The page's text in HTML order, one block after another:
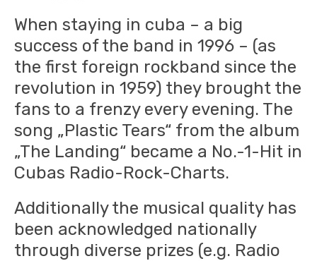
When staying in cuba – a big
success of the band in 1996 – (as
the first foreign rockband since the
revolution in 1959) they brought the
fans to a frenzy every evening. The
song „Plastic Tears“ from the album
„The Landing“ became a No.-1-Hit in
Cubas Radio-Rock-Charts.
Additionally the musical quality has
been acknowledged nationally
through diverse prizes (e.g. Radio